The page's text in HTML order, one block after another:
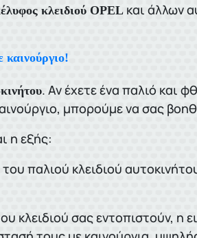
κλειδιού OPELκαι άλλων
. Αν έχετε ένα παλιό και
μπορούμε να σας
η εξής:
παλιού κλειδιού
σας εντοπιστούν, η